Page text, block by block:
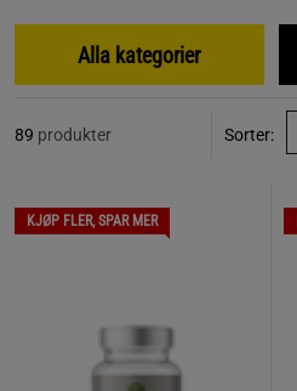
Alla kategorier
89 produkter Sorter:
KJØP FLER, SPAR MER